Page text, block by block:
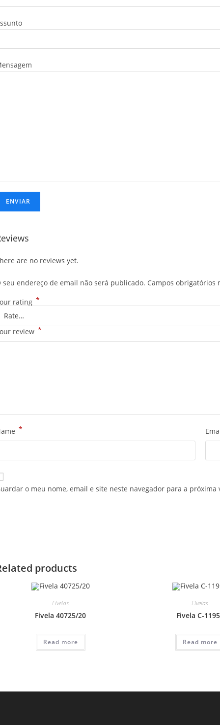
are no reviews yet.
seu endereço de email não será publicado. Campos obrigatórios
rating *
review *
*
o meu nome, email e site neste navegador para a próxima
products
Fivelas
Fivela 40725/20
Read more
Fivelas
Fivela C-
Read more